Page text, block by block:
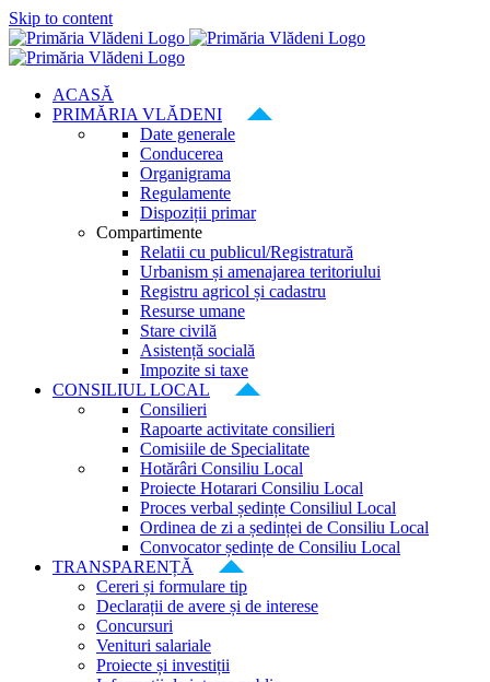
Skip to content
ACASĂ
PRIMĂRIA VLĂDENI
Date generale
Conducerea
Organigrama
Regulamente
Dispoziții primar
Compartimente
Relatii cu publicul/Registratură
Urbanism și amenajarea teritoriului
Registru agricol și cadastru
Resurse umane
Stare civilă
Asistență socială
Impozite si taxe
CONSILIUL LOCAL
Consilieri
Rapoarte activitate consilieri
Comisiile de Specialitate
Hotărâri Consiliu Local
Proiecte Hotarari Consiliu Local
Proces verbal ședințe Consiliul Local
Ordinea de zi a ședinței de Consiliu Local
Convocator ședințe de Consiliu Local
TRANSPARENȚĂ
Cereri și formulare tip
Declarații de avere și de interese
Concursuri
Venituri salariale
Proiecte și investiții